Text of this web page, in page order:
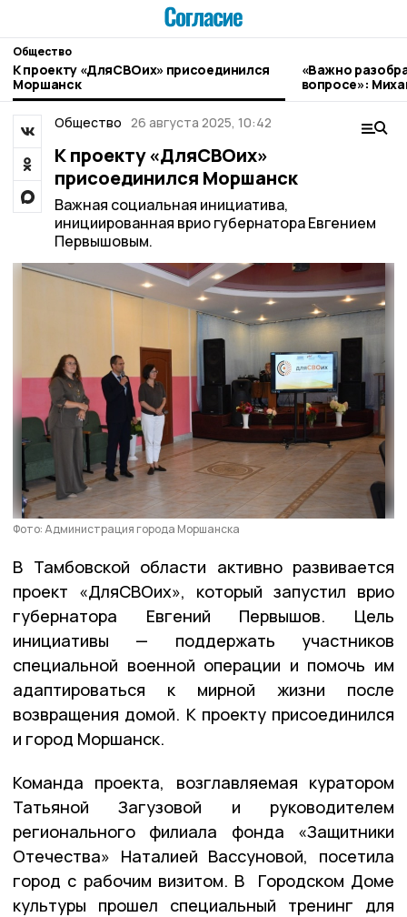
Общество
К проекту «ДляСВОих» присоединился
Моршанск
«Важно
вопросе»:
граждан
Общество 26 августа 2025, 10:42
К проекту «ДляСВОих»
присоединился Моршанск
Важная социальная инициатива,
инициированная врио губернатора Евгением
Первышовым.
Фото: Администрация города Моршанска
️В Тамбовской области активно развивается
проект «ДляСВОих», который запустил врио
губернатора Евгений Первышов. Цель
инициативы — поддержать участников
специальной военной операции и помочь им
адаптироваться к мирной жизни после
возвращения домой. К проекту присоединился
и город Моршанск.
Команда проекта, возглавляемая куратором
Татьяной Загузовой и руководителем
регионального филиала фонда «Защитники
Отечества» Наталией Вассуновой, посетила
город с рабочим визитом. В Городском Доме
культуры прошел специальный тренинг для